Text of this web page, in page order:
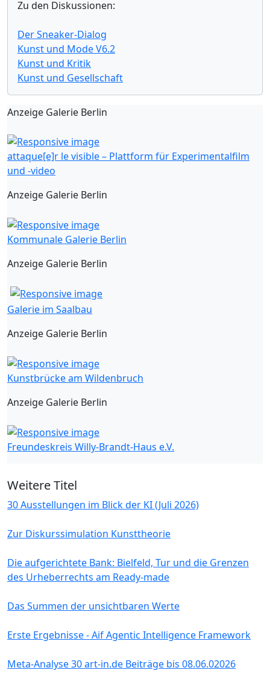
Zu den Diskussionen:
Der Sneaker-Dialog
Kunst und Mode V6.2
Kunst und Kritik
Kunst und Gesellschaft
Anzeige Galerie Berlin
attaque[e]r le visible – Plattform für Experimentalfilm
und -video
Anzeige Galerie Berlin
Kommunale Galerie Berlin
Anzeige Galerie Berlin
Galerie im Saalbau
Anzeige Galerie Berlin
Kunstbrücke am Wildenbruch
Anzeige Galerie Berlin
Freundeskreis Willy-Brandt-Haus e.V.
Weitere Titel
30 Ausstellungen im Blick der KI (Juli 2026)
Zur Diskurssimulation Kunsttheorie
Die aufgerichtete Bank: Bielfeld, Tur und die Grenzen
des Urheberrechts am Ready-made
Das Summen der unsichtbaren Werte
Erste Ergebnisse - Aif Agentic Intelligence Framework
Meta-Analyse 30 art-in.de Beiträge bis 08.06.02026